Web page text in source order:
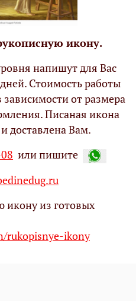
икону.
напишут для Вас
Стоимость работы
зависимости от размера
Писаная икона
доставлена Вам.
или пишите
из готовых
rukopisnye-ikony